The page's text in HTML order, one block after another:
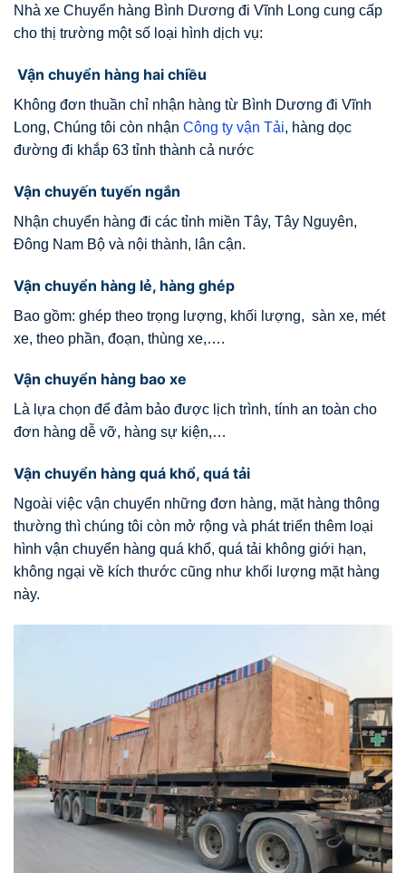
Nhà xe Chuyển hàng Bình Dương đi Vĩnh Long cung cấp
cho thị trường một số loại hình dịch vụ:
Vận chuyển hàng hai chiều
Không đơn thuần chỉ nhận hàng từ Bình Dương đi Vĩnh
Long, Chúng tôi còn nhận Công ty vận Tải, hàng dọc
đường đi khắp 63 tỉnh thành cả nước
Vận chuyến tuyến ngắn
Nhận chuyển hàng đi các tỉnh miền Tây, Tây Nguyên,
Đông Nam Bộ và nội thành, lân cận.
Vận chuyển hàng lẻ, hàng ghép
Bao gồm: ghép theo trọng lượng, khối lượng, sàn xe, mét
xe, theo phần, đoạn, thùng xe,….
Vận chuyển hàng bao xe
Là lựa chọn để đảm bảo được lịch trình, tính an toàn cho
đơn hàng dễ vỡ, hàng sự kiện,…
Vận chuyển hàng quá khổ, quá tải
Ngoài việc vận chuyển những đơn hàng, mặt hàng thông
thường thì chúng tôi còn mở rộng và phát triển thêm loại
hình vận chuyển hàng quá khổ, quá tải không giới hạn,
không ngại về kích thước cũng như khối lượng mặt hàng
này.